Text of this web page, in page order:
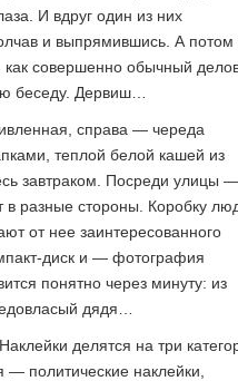
И вдруг один из них
и выпрямившись. А потом
как совершенно обычный
беседу. Дервиш…
справа — череда
теплой белой кашей из
завтраком. Посреди улицы —
в разные стороны. Коробку
от нее заинтересованного
диск и — фотография
понятно через минуту: из
дядя…
делятся на три
политические наклейки,